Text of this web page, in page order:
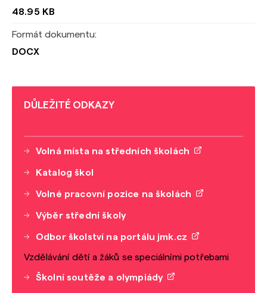
48.95 KB
Formát dokumentu:
DOCX
DŮLEŽITÉ ODKAZY
Volná místa na středních školách
Katalog škol
Volné pracovní pozice na školách
Výběr střední školy
Odbor školství na portálu jmk.cz
Vzdělávání dětí a žáků se speciálními potřebami
Školní soutěže a olympiády